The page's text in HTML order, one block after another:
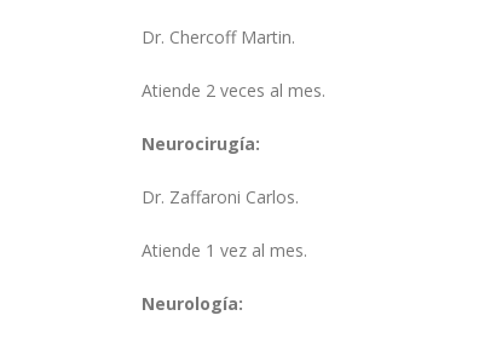
Dr. Chercoff Martin.
Atiende 2 veces al mes.
Neurocirugía:
Dr. Zaffaroni Carlos.
Atiende 1 vez al mes.
Neurología: